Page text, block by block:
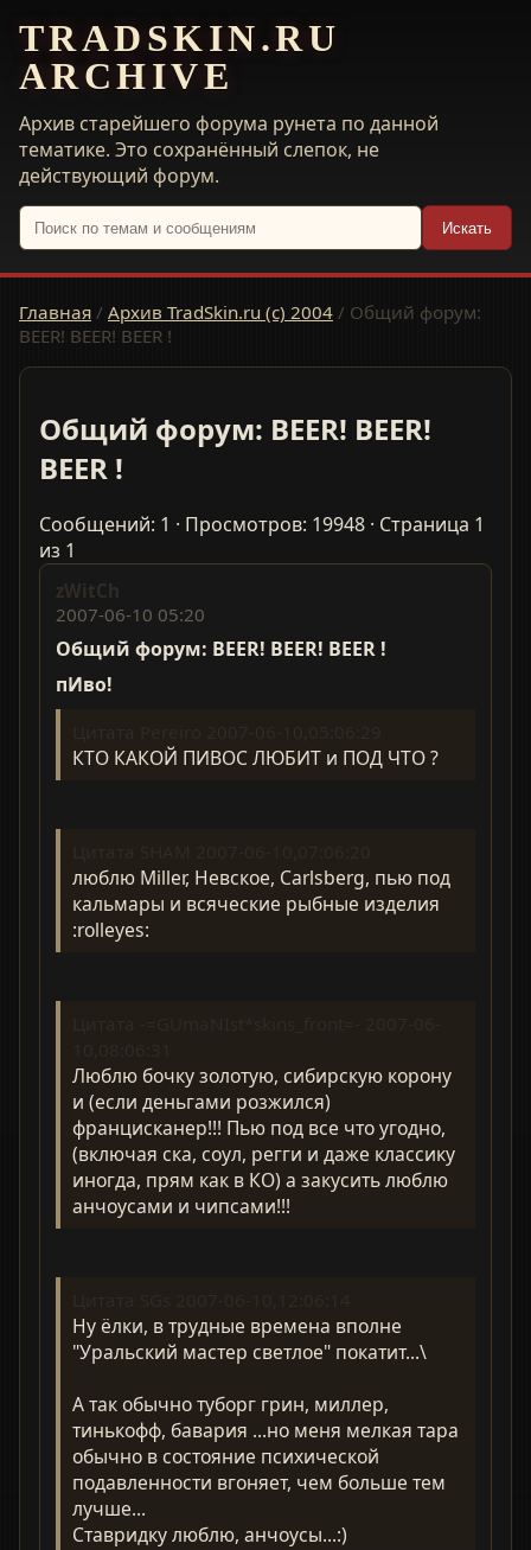
TRADSKIN.RU
ARCHIVE
Архив старейшего форума рунета по данной
тематике. Это сохранённый слепок, не
действующий форум.
Искать
Главная / Архив TradSkin.ru (с) 2004 / Общий форум:
BEER! BEER! BEER !
Общий форум: BEER! BEER!
BEER !
Сообщений: 1 · Просмотров: 19948 · Страница 1
из 1
zWitCh
2007-06-10 05:20
Общий форум: BEER! BEER! BEER !
пИво!
КТО КАКОЙ ПИВОС ЛЮБИТ и ПОД ЧТО ?
люблю Miller, Невское, Carlsberg, пью под
кальмары и всяческие рыбные изделия
:rolleyes:
Люблю бочку золотую, сибирскую корону
и (если деньгами розжился)
францисканер!!! Пью под все что угодно,
(включая ска, соул, регги и даже классику
иногда, прям как в КО) а закусить люблю
анчоусами и чипсами!!!
Ну ёлки, в трудные времена вполне
"Уральский мастер светлое" покатит...\
А так обычно туборг грин, миллер,
тинькофф, бавария ...но меня мелкая тара
обычно в состояние психической
подавленности вгоняет, чем больше тем
лучше...
Ставридку люблю, анчоусы...:)